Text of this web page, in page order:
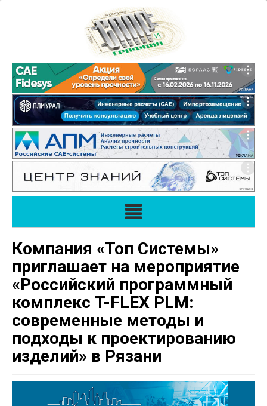
Компания «Топ Системы»
приглашает на мероприятие
«Российский программный
комплекс T-FLEX PLM:
современные методы и
подходы к проектированию
изделий» в Рязани